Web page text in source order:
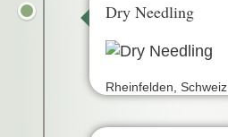
Dry Needling
Rheinfelden, Schweiz